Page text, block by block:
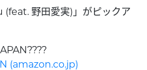
(feat. 野田愛実)」がピックア
(amazon.co.jp)